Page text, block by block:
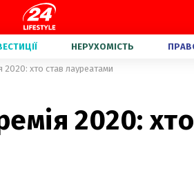
НЕРУХОМІСТЬ
2020: хто став лауреатами
2020: